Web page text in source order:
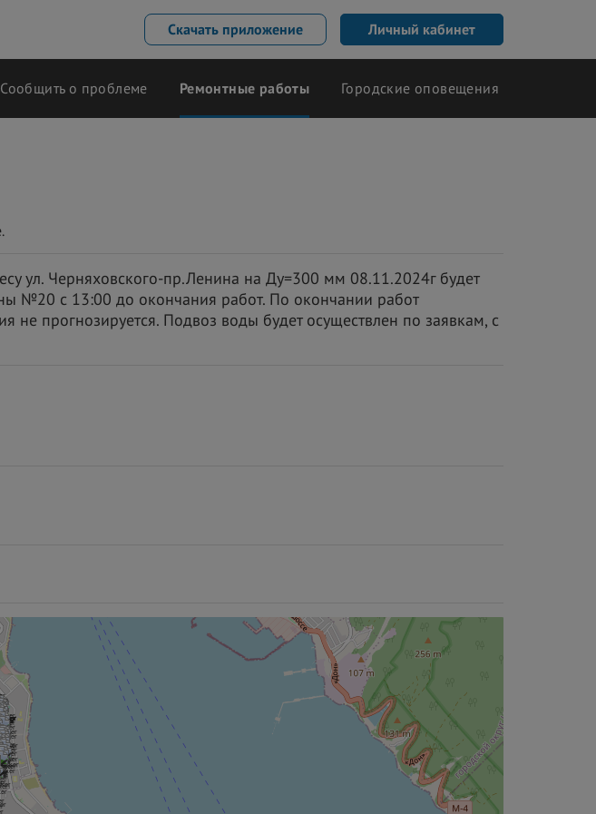
Скачать приложение Личный кабинет
Сообщить о проблеме Ремонтные работы Городские оповещения
ул. Черняховского-пр.Ленина на Ду=300 мм 08.11.2024г будет
№20 с 13:00 до окончания работ. По окончании работ
не прогнозируется. Подвоз воды будет осуществлен по заявкам, с